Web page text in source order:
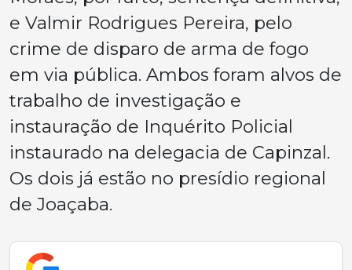
e Valmir Rodrigues Pereira, pelo
crime de disparo de arma de fogo
em via pública. Ambos foram alvos de
trabalho de investigação e
instauração de Inquérito Policial
instaurado na delegacia de Capinzal.
Os dois já estão no presídio regional
de Joaçaba.